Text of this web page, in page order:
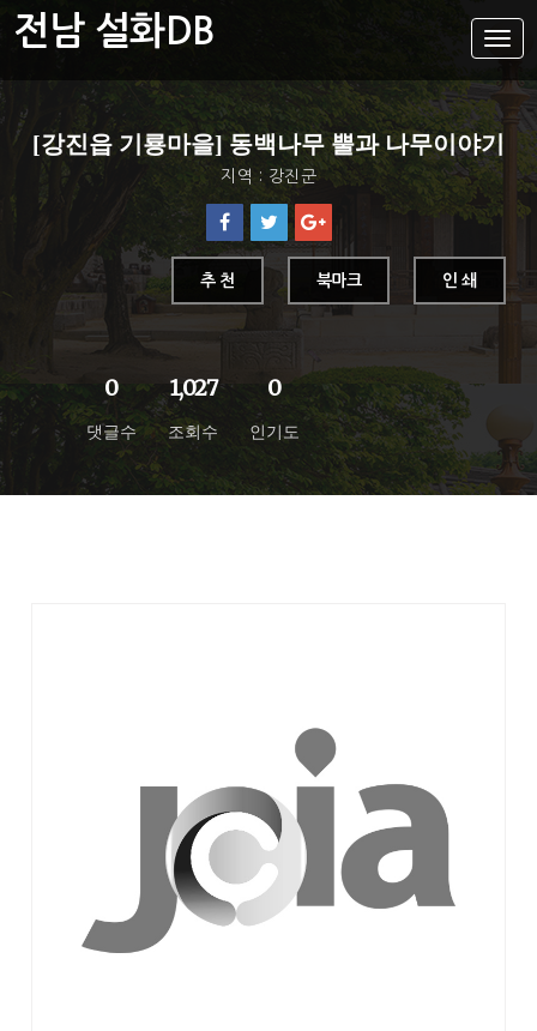
설
화
메
뉴
전남 설화DB
설화DB
통합검색
지역별
[강진읍 기룡마을] 동백나무 뿔과 나무이야기
지역 : 강진군
0
댓글수
1,027
조회수
0
인기도
추 천 북마크 인 쇄